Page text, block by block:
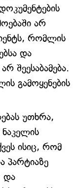
არ
რომლის
და
შეესაბამება.
გამოყენების
უთხრა,
ისიც, რომ
პარტიაზე
და